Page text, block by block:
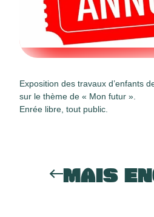
Exposition des travaux d’enfants
sur le thème de « Mon futur ».
Enrée libre, tout public.
MAIS